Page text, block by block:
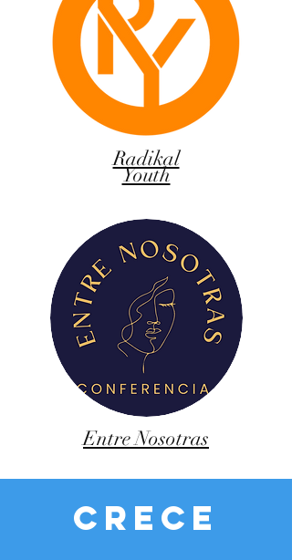
Radikal
Youth
Entre Nosotras
CRECE